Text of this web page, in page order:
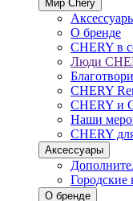
Мир Chery
О бренде
CHERY в
Люди
CHERY
CHERY и
Наши
CHERY
Аксессуары
Городские
О бренде